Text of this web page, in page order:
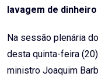
lavagem de dinheiro
Na sessão plenária
desta quinta-feira
ministro Joaquim